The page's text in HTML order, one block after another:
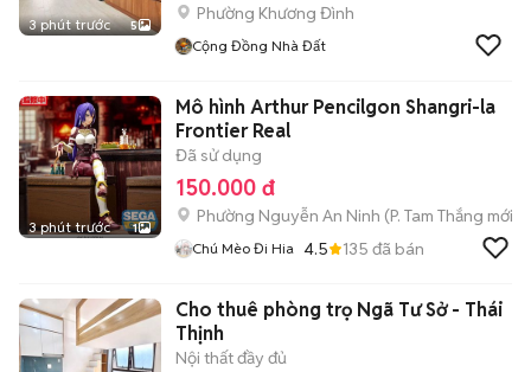
3 phút trước 5
Phường Khương Đình
Cộng Đồng Nhà Đất
3 phút trước 1
Mô hình Arthur Pencilgon Shangri-la
Frontier Real
Đã sử dụng
150.000 đ
Phường Nguyễn An Ninh (P. Tam Thắng mới)
Chú Mèo Đi Hia 4.5 135 đã bán
Cho thuê phòng trọ Ngã Tư Sở - Thái
Thịnh
Nội thất đầy đủ